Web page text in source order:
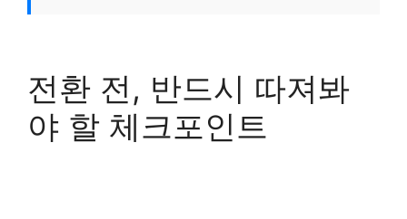
전환 전, 반드시 따져봐
야 할 체크포인트